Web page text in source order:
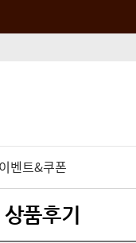
이벤트&쿠폰
품후기